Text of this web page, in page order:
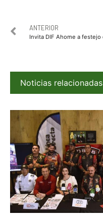
ANTERIOR
Noticias relacionadas